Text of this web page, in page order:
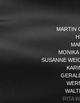
MARTIN
SUSANNE
RITA